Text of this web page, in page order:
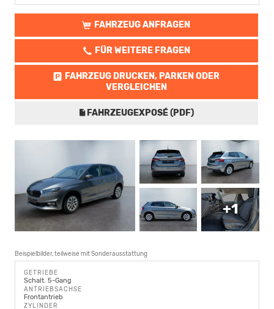
FAHRZEUG ANFRAGEN
FÜR WEITERE FRAGEN
FAHRZEUG DRUCKEN, PARKEN ODER
VERGLEICHEN
FAHRZEUGEXPOSÉ (PDF)
+1
Beispielbilder, teilweise mit Sonderausstattung
GETRIEBE
Schalt. 5-Gang
ANTRIEBSACHSE
Frontantrieb
ZYLINDER